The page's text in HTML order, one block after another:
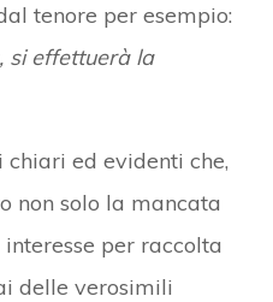
tenore per esempio:
si effettuerà la
ed evidenti che,
non solo la mancata
per raccolta
delle verosimili